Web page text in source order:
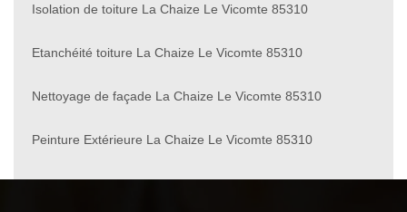
Isolation de toiture La Chaize Le Vicomte 85310
Etanchéité toiture La Chaize Le Vicomte 85310
Nettoyage de façade La Chaize Le Vicomte 85310
Peinture Extérieure La Chaize Le Vicomte 85310